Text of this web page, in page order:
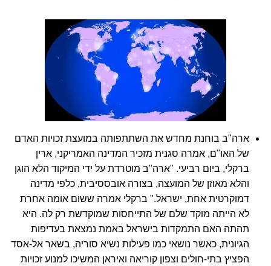
ארה"ב בוחנת מחדש את השתתפותה במועצת זכויות האדם
של האו"ם, אמרה סגנית מזכיר המדינה האמריקני, ארין
ברקלי, ביום רביעי. "ארה"ב מוטרדת על ידי המיקוד הלא הוגן
והלא מאוזן של המועצה, בצורה אובססיבית, כלפי מדינה
דמוקרטית אחת, ישראל." ברקלי אמרה ששום אומה אחרת
לא הייתה מוקד שלם של התייחסות שמוקדשת רק לה. היא
תהתה האם התמקדות בישראל באמת נמצאת בעדיפות
הגיונית, כאשר נושאי כמו פעילות נשיא סוריה, בשאר אל-אסד
הפציץ בתי-חולים וצפון קוריאה ואיראן המשיכו למנוע זכויות